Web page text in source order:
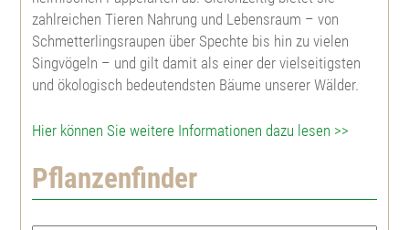
Hybrid Lärche
Fichte
Weißfichte
Serbische Fichte
Walnuß
Wildkirsche, Vogelkirsche
Späte Traubenkirsche
Frühe Traubenkirsche
Küstenmammutbaum
Gingko biloba
Ilex aquifolium
Tulpenbaum
Roter Hartriegel
Haselnuß
Weißdorn
Ölweide
Fichte
Blaufichte
Pinus strobus
Schwarzkiefer
zahlreichen Tieren Nahrung und Lebensraum – von
Schmetterlingsraupen über Spechte bis hin zu vielen
Singvögeln – und gilt damit als einer der vielseitigsten
und ökologisch bedeutendsten Bäume unserer Wälder.
Hier können Sie weitere Informationen dazu lesen >>
Pflanzenfinder